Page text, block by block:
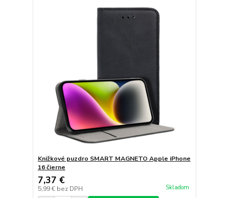
Knižkové puzdro SMART MAGNETO Apple iPhone
16 čierne
7,37 €
5,99 € bez DPH Skladom